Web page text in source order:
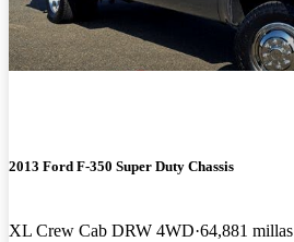
2013 Ford F-350 Super Duty Chassis
XL Crew Cab DRW 4WD 64,881 millas